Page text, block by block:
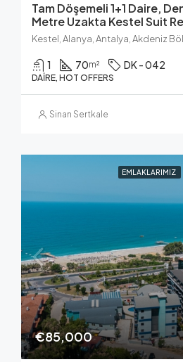
Tam Döşemeli 1+1 Daire,
Metre Uzakta Kestel Suit
Kestel, Alanya, Antalya, Akdeniz
1 70m² DK - 042
DAIRE, HOT OFFERS
Sinan Sertkale
EMLAKLARIMIZ
€85,000